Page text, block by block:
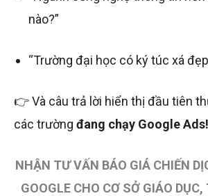
nào?”
“Trường đại học có ký túc xá
👉 Và câu trả lời hiển thị đầu tiên
các trường đang chạy Google Ads!
NHẬN TƯ VẤN BÁO GIÁ CHIẾN
GOOGLE CHO CƠ SỞ GIÁO